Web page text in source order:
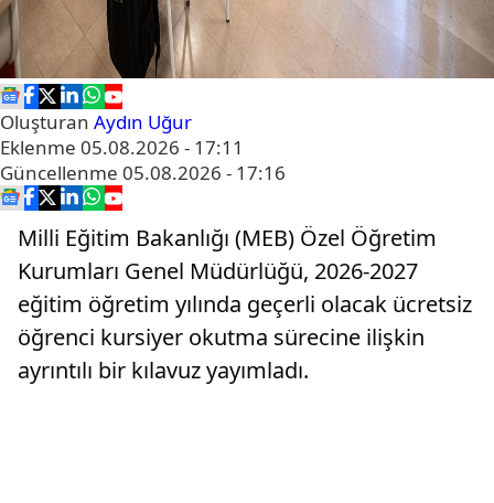
Oluşturan Aydın Uğur
Eklenme 05.08.2026 - 17:11
Güncellenme 05.08.2026 - 17:16
Milli Eğitim Bakanlığı (MEB) Özel Öğretim
Kurumları Genel Müdürlüğü, 2026-2027
eğitim öğretim yılında geçerli olacak ücretsiz
öğrenci kursiyer okutma sürecine ilişkin
ayrıntılı bir kılavuz yayımladı.